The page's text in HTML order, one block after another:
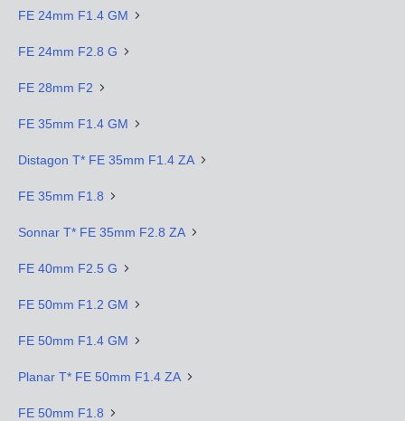
FE 24mm F1.4 GM
FE 24mm F2.8 G
FE 28mm F2
FE 35mm F1.4 GM
Distagon T* FE 35mm F1.4 ZA
FE 35mm F1.8
Sonnar T* FE 35mm F2.8 ZA
FE 40mm F2.5 G
FE 50mm F1.2 GM
FE 50mm F1.4 GM
Planar T* FE 50mm F1.4 ZA
FE 50mm F1.8